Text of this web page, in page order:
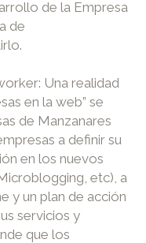
de la Empresa
de
Una realidad
en la web” se
de Manzanares
a definir su
en los nuevos
etc), a
y un plan de acción
servicios y
que los